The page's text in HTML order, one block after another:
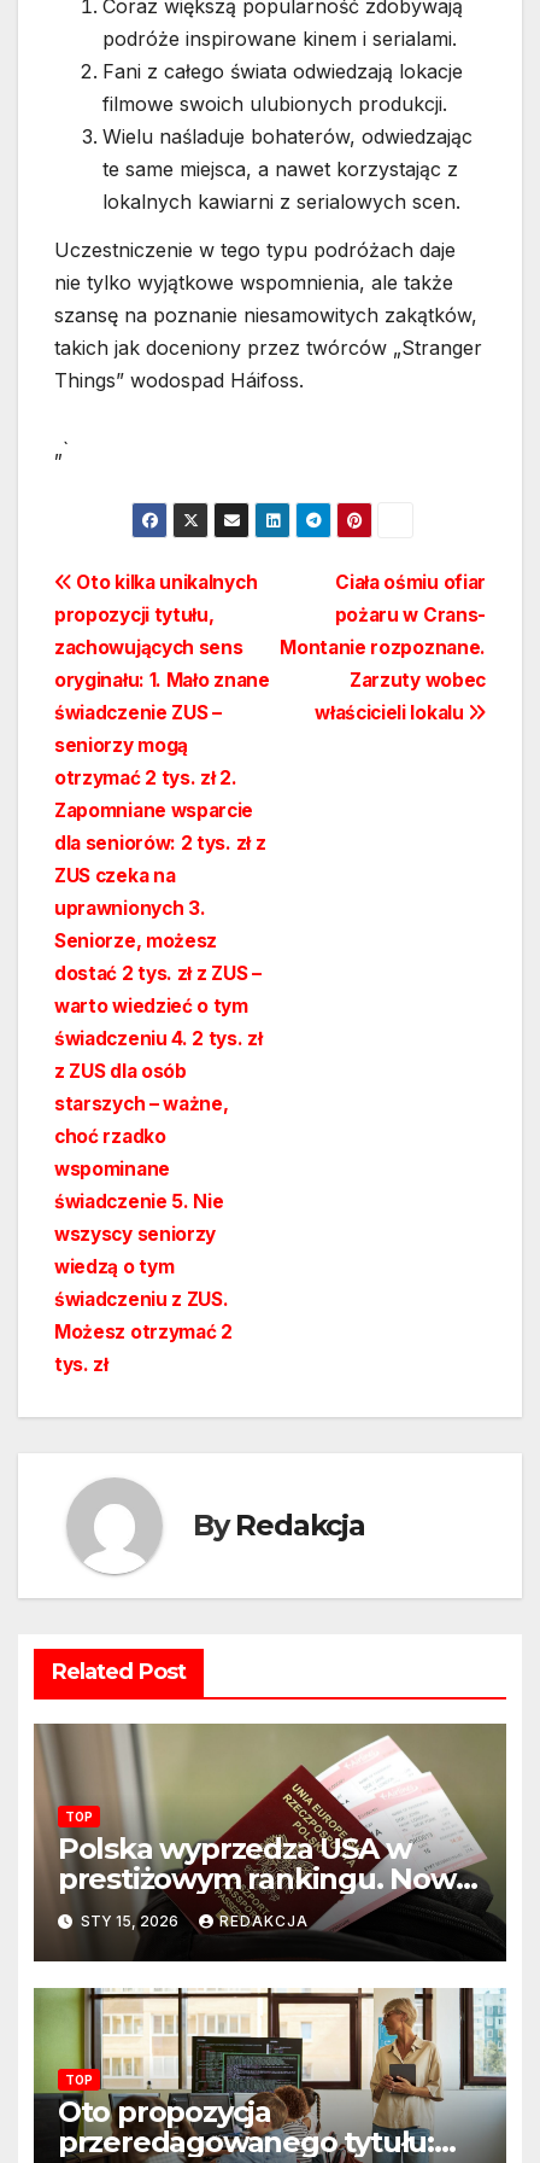
Coraz większą popularność zdobywają
podróże inspirowane kinem i serialami.
Fani z całego świata odwiedzają lokacje
filmowe swoich ulubionych produkcji.
Wielu naśladuje bohaterów, odwiedzając
te same miejsca, a nawet korzystając z
lokalnych kawiarni z serialowych scen.
Uczestniczenie w tego typu podróżach daje
nie tylko wyjątkowe wspomnienia, ale także
szansę na poznanie niesamowitych zakątków,
takich jak doceniony przez twórców „Stranger
Things” wodospad Háifoss.
„`
Nawigacja
wpisu
Ciała ośmiu ofiar
pożaru w Crans-
Montanie rozpoznane.
Zarzuty wobec
właścicieli lokalu
Oto kilka unikalnych
propozycji tytułu,
zachowujących sens
oryginału: 1. Mało znane
świadczenie ZUS –
seniorzy mogą
otrzymać 2 tys. zł 2.
Zapomniane wsparcie
dla seniorów: 2 tys. zł z
ZUS czeka na
uprawnionych 3.
Seniorze, możesz
dostać 2 tys. zł z ZUS –
warto wiedzieć o tym
świadczeniu 4. 2 tys. zł
z ZUS dla osób
starszych – ważne,
choć rzadko
wspominane
świadczenie 5. Nie
wszyscy seniorzy
wiedzą o tym
świadczeniu z ZUS.
Możesz otrzymać 2
tys. zł
ByRedakcja
Related Post
TOP
Polska wyprzedza USA w
prestiżowym rankingu. Nowy
układ sił na świecie?
STY 15, 2026 REDAKCJA
TOP
Oto propozycja
przeredagowanego tytułu: